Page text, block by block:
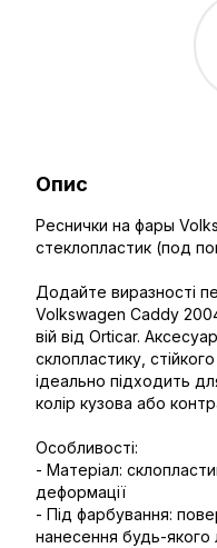
Опис
Реснички на фары
стеклопластик (под
Додайте виразності
Volkswagen Caddy
вій від Orticar.
склопластику,
ідеально підходить
колір кузова або
Особливості:
- Матеріал:
деформації
- Під фарбування:
нанесення будь-якого